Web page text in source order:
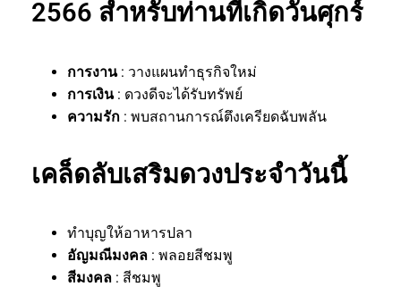
2566 สำหรับท่านที่เกิดวันศุกร์
การงาน : วางแผนทำธุรกิจใหม่
การเงิน : ดวงดีจะได้รับทรัพย์
ความรัก : พบสถานการณ์ตึงเครียดฉับพลัน
เคล็ดลับเสริมดวงประจำวันนี้
ทำบุญให้อาหารปลา
อัญมณีมงคล : พลอยสีชมพู
สีมงคล : สีชมพู